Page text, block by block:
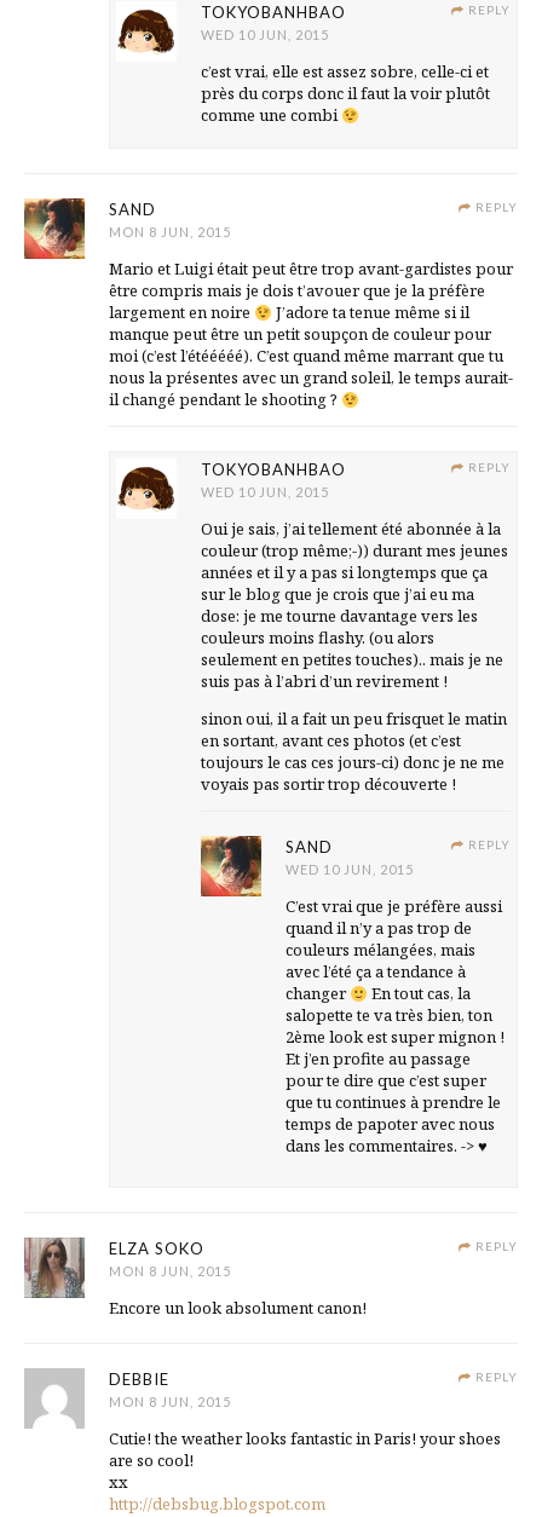
REPLY
TOKYOBANHBAO
WED 10 JUN, 2015
c’est vrai, elle est assez sobre, celle-ci et
près du corps donc il faut la voir plutôt
comme une combi
REPLY
SAND
MON 8 JUN, 2015
Mario et Luigi était peut être trop avant-gardistes pour
être compris mais je dois t’avouer que je la préfère
largement en noire
J’adore ta tenue même si il
manque peut être un petit soupçon de couleur pour
moi (c’est l’étééééé). C’est quand même marrant que tu
nous la présentes avec un grand soleil, le temps aurait-
il changé pendant le shooting ?
REPLY
TOKYOBANHBAO
WED 10 JUN, 2015
Oui je sais, j’ai tellement été abonnée à la
couleur (trop même;-)) durant mes jeunes
années et il y a pas si longtemps que ça
sur le blog que je crois que j’ai eu ma
dose: je me tourne davantage vers les
couleurs moins flashy. (ou alors
seulement en petites touches).. mais je ne
suis pas à l’abri d’un revirement !
sinon oui, il a fait un peu frisquet le matin
en sortant, avant ces photos (et c’est
toujours le cas ces jours-ci) donc je ne me
voyais pas sortir trop découverte !
REPLY
SAND
WED 10 JUN, 2015
C’est vrai que je préfère aussi
quand il n’y a pas trop de
couleurs mélangées, mais
avec l’été ça a tendance à
changer
En tout cas, la
salopette te va très bien, ton
2ème look est super mignon !
Et j’en profite au passage
pour te dire que c’est super
que tu continues à prendre le
temps de papoter avec nous
dans les commentaires. ->♥
REPLY
ELZA SOKO
MON 8 JUN, 2015
Encore un look absolument canon!
REPLY
DEBBIE
MON 8 JUN, 2015
Cutie! the weather looks fantastic in Paris! your shoes
are so cool!
xx
http://debsbug.blogspot.com